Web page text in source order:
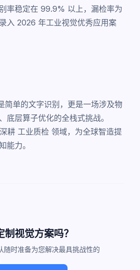
率稳定在 99.9% 以上，漏检率为
入 2026 年工业视觉优秀应用案
简单的文字识别，更是一场涉及物
底层算子优化的全栈式挑战。
耕 工业质检 领域，为全球智造提
能力。
视觉方案吗？
随时准备为您解决最具挑战性的